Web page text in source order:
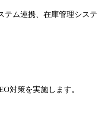
ム連携、在庫管理シス
対策を実施します。